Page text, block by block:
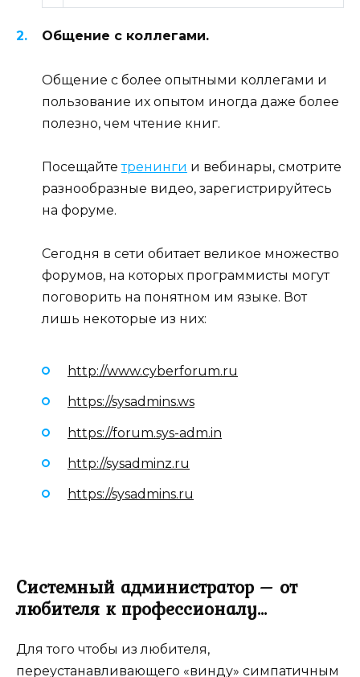
Общение с коллегами.
Общение с более опытными коллегами и
пользование их опытом иногда даже более
полезно, чем чтение книг.
Посещайтетренинги и вебинары, смотрите
разнообразные видео, зарегистрируйтесь
на форуме.
Сегодня в сети обитает великое множество
форумов, на которых программисты могут
поговорить на понятном им языке. Вот
лишь некоторые из них:
http://www.cyberforum.ru
https://sysadmins.ws
https://forum.sys-adm.in
http://sysadminz.ru
https://sysadmins.ru
Системный администратор – от
любителя к профессионалу…
Для того чтобы из любителя,
переустанавливающего «винду» симпатичным